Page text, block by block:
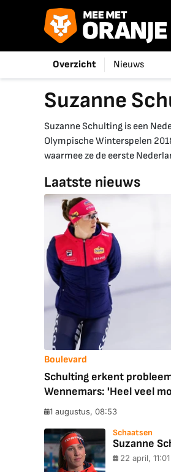
Overzicht Nieuws
Suzanne
Suzanne Schulting is een
Olympische Winterspelen
waarmee ze de eerste
Laatste nieuws
Boulevard
Schulting erkent
Wennemars: 'Heel veel
1 augustus, 08:53
Schaatsen
Suzanne
22 april, 11:01